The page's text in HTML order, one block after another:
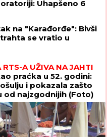
SERIJSKI UBICA"
za Blic TV o misteriji
Ruskinje u Beogradu:
da nije još negde u
neko ZLO"